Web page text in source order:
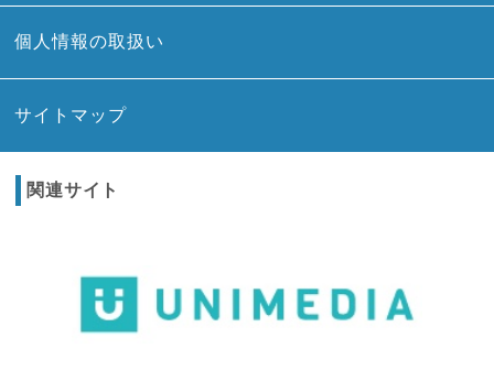
個人情報の取扱い
サイトマップ
関連サイト